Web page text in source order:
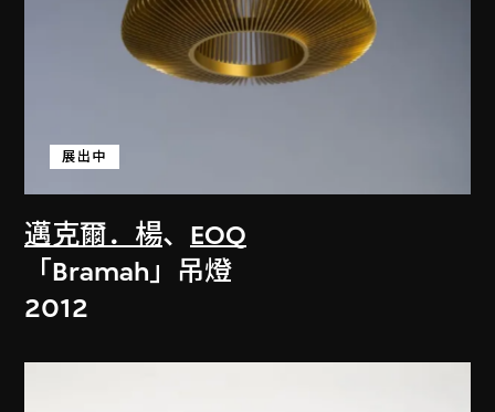
邁克爾．楊、 EOQ
展出中
「Bramah」吊燈
2012